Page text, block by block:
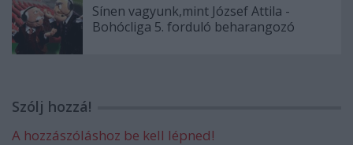
Sínen vagyunk,mint József Attila -
Bohócliga 5. forduló beharangozó
Szólj hozzá!
A hozzászóláshoz be kell lépned!